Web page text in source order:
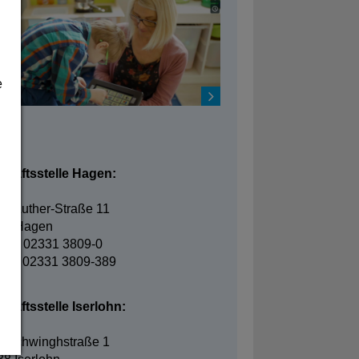
Hagen:
Luther-Straße 11
Hagen
02331 3809-0
02331 3809-389
Iserlohn:
1